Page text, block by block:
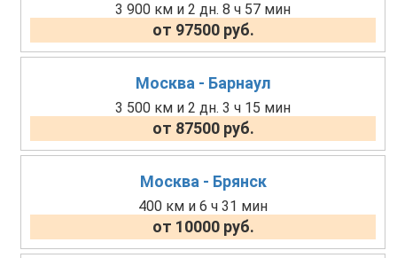
3 900 км и 2 дн. 8 ч 57 мин
от 97500 руб.
Москва - Барнаул
3 500 км и 2 дн. 3 ч 15 мин
от 87500 руб.
Москва - Брянск
400 км и 6 ч 31 мин
от 10000 руб.